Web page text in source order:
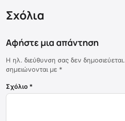
Σχόλια
Αφήστε μια απάντηση
Η ηλ. διεύθυνση σας δεν δημοσιεύεται.
σημειώνονται με *
Σχόλιο *